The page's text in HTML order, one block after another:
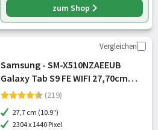
zum Shop
Vergleichen
Samsung - SM-X510NZAEEUB
Galaxy Tab S9 FE WIFI 27,70cm
10,9Zoll 8GB 256GB Gray
(219)
27,7 cm (10.9")
2304 x 1440 Pixel